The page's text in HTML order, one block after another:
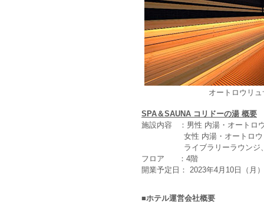
オートロウリ
SPA＆SAUNA コリドーの湯 概要
施設内容 ：男性 内湯・オートロ
女性 内湯・オートロウリュ
ライブラリーラウンジ、リ
フロア ：4階
開業予定日： 2023年4月10日（月）
■ホテル運営会社概要